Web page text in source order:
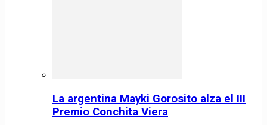
La argentina Mayki Gorosito alza el III
Premio Conchita Viera